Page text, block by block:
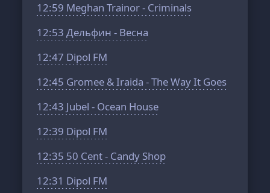
12:59 Meghan Trainor - Criminals
12:53 Дельфин - Весна
12:47 Dipol FM
12:45 Gromee & Iraida - The Way It Goes
12:43 Jubel - Ocean House
12:39 Dipol FM
12:35 50 Cent - Candy Shop
12:31 Dipol FM